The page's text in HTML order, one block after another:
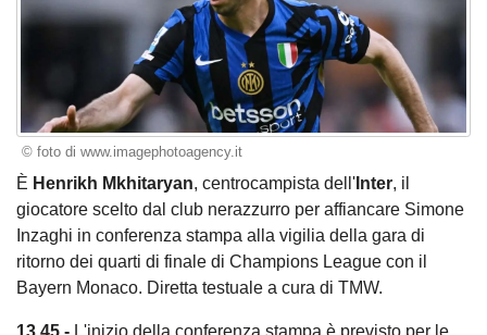
© foto di www.imagephotoagency.it
È Henrikh Mkhitaryan, centrocampista dell' Inter, il
giocatore scelto dal club nerazzurro per affiancare Simone
Inzaghi in conferenza stampa alla vigilia della gara di
ritorno dei quarti di finale di Champions League con il
Bayern Monaco. Diretta testuale a cura di TMW.
13.45 - L'inizio della conferenza stampa è previsto per le